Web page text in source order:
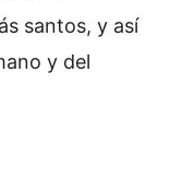
santos, y así
y del